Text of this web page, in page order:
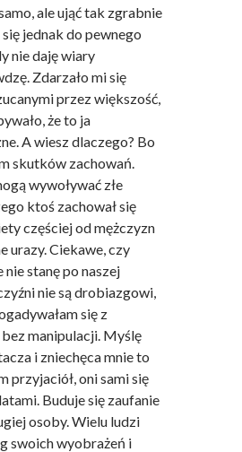
ale ująć tak zgrabnie
jednak do pewnego
nie daję wiary
Zdarzało mi się
przez większość,
że to ja
A wiesz dlaczego? Bo
skutków zachowań.
wywoływać złe
ktoś zachował się
częściej od mężczyzn
urazy. Ciekawe, czy
stanę po naszej
nie są drobiazgowi,
się z
manipulacji. Myślę
i zniechęca mnie to
przyjaciół, oni sami się
Buduje się zaufanie
osoby. Wielu ludzi
swoich wyobrażeń i